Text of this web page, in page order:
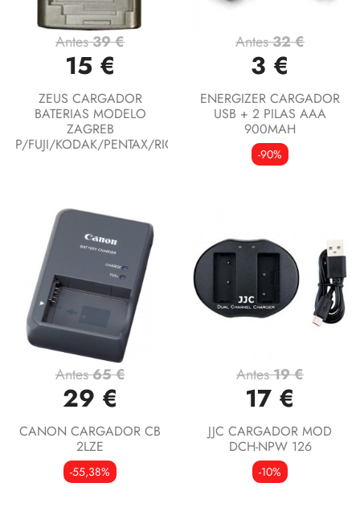
Antes39 €
15 €
ZEUS CARGADOR
BATERIAS MODELO
ZAGREB
P/FUJI/KODAK/PENTAX/RICOH
Antes32 €
3 €
ENERGIZER CARGADOR
USB + 2 PILAS AAA
900MAH
-90%
Antes65 €
29 €
CANON CARGADOR CB
2LZE
-55,38%
Antes19 €
17 €
JJC CARGADOR MOD
DCH-NPW 126
-10%